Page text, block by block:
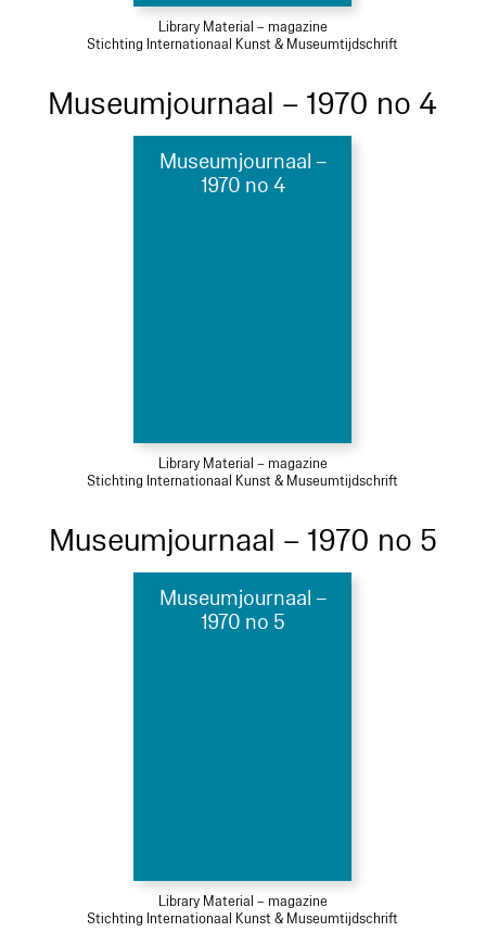
Library Material – magazine
Stichting Internationaal Kunst & Museumtijdschrift
Museumjournaal – 1970 no 4
Museumjournaal –
1970 no 4
Library Material – magazine
Stichting Internationaal Kunst & Museumtijdschrift
Museumjournaal – 1970 no 5
Museumjournaal –
1970 no 5
Library Material – magazine
Stichting Internationaal Kunst & Museumtijdschrift